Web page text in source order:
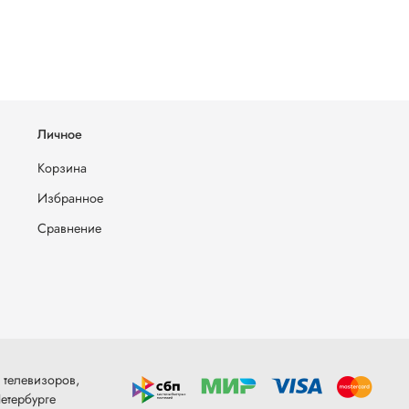
Личное
Корзина
Избранное
Сравнение